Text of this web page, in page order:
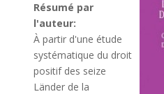
Résumé par
l'auteur:
À partir d'une étude
systématique du droit
positif des seize
Länder de la